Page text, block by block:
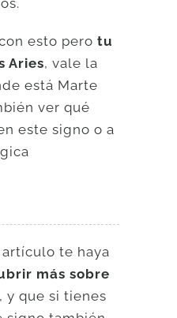
esto pero tu
Aries, vale la
está Marte
ver qué
este signo o a
te haya
más sobre
, y que si tienes